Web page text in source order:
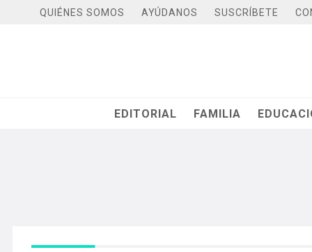
QUIÉNES SOMOS AYÚDANOS SUSCRÍBETE
EDITORIAL FAMILIA